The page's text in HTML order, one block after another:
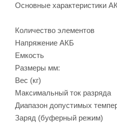
Основные характеристики
Количество
Напряжение
Емкость 75Ач при
Размеры мм:
Вес (кг)
Максимальный ток
Диапазон допустимых
Заряд (буферный